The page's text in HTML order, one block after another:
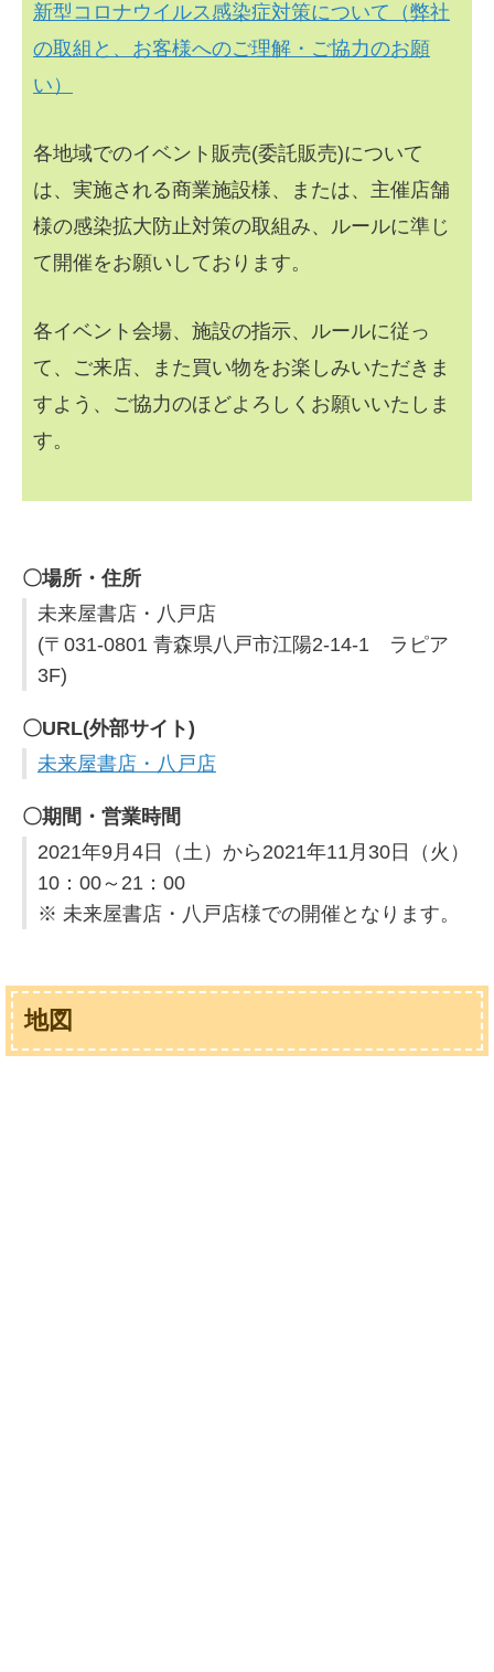
新型コロナウイルス感染症対策について（弊社
の取組と、お客様へのご理解・ご協力のお願
い）
各地域でのイベント販売(委託販売)について
は、実施される商業施設様、または、主催店舗
様の感染拡大防止対策の取組み、ルールに準じ
て開催をお願いしております。
各イベント会場、施設の指示、ルールに従っ
て、ご来店、また買い物をお楽しみいただきま
すよう、ご協力のほどよろしくお願いいたしま
す。
〇場所・住所
未来屋書店・八戸店
(〒031-0801 青森県八戸市江陽2-14-1 ラピア
3F)
〇URL(外部サイト)
未来屋書店・八戸店
〇期間・営業時間
2021年9月4日（土）から2021年11月30日（火）
10：00～21：00
※ 未来屋書店・八戸店様での開催となります。
地図